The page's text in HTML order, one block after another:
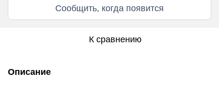
Сообщить, когда появится
К сравнению
Описание